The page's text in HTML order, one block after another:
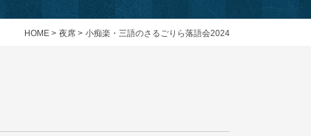
HOME > 夜席 > 小痴楽・三語のさるごりら落語会2024